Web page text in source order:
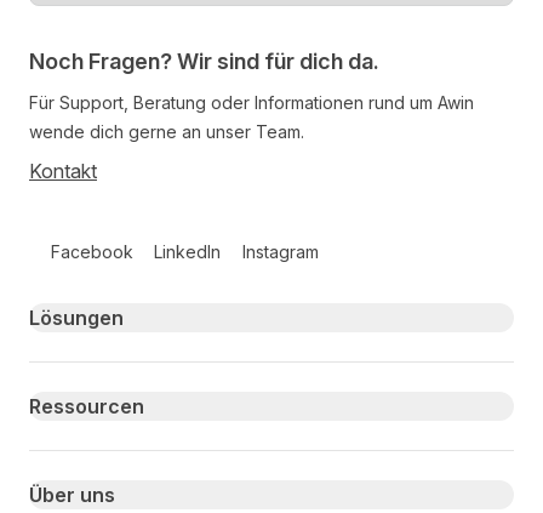
Noch Fragen? Wir sind für dich da.
Für Support, Beratung oder Informationen rund um Awin
wende dich gerne an unser Team.
Kontakt
Facebook LinkedIn Instagram
Primary footer navigation
Lösungen
Ressourcen
Über uns